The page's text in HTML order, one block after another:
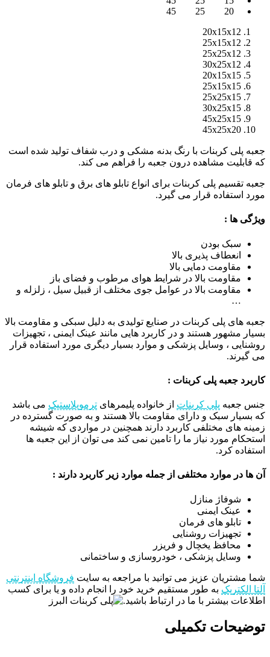
20x15x12
25x15x12
25x25x12
30x25x12
20x15x15
25x15x15
25x25x15
30x25x15
45x25x15
45x25x20
جعبه پلی کربنات با رنگ بدنه مشکی و درب شفاف تولید شده است
که قابلیت مشاهده درون جعبه را فراهم می کند.
جعبه تقسیم پلی کربنات برای انواع تابلو های برق و تابلو های فرمان
مورد استفاده قرار می گیرد.
ویژگی ها :
سبک بودن
انعطاف پذیری بالا
مقاومت دمایی بالا
مقاومت بالا در شرایط هوای مرطوب و فضای باز
مقاومت بالا در عوامل جوی مختلف از قبیل سیل ، زلزله و
…
جعبه های پلی کربنات در صنایع تولیدی به دلیل سبکی و مقاومت بالا
بسیار مشهور هستند و در کاربرد هایی مانند عینک ایمنی ، تجهیزات
روشنایی ، وسایل پزشکی و موارد بسیار دیگری مورد استفاده قرار
می گیرند.
کاربرد جعبه پلی کربنات :
جنس جعبه‌ پلی کربنات از خانواده پلیمر‌های ترموپلاستیک می باشد
که بسیار سبک و دارای مقاومت بالا هستند و به صورت گسترده در
زمینه های مختلفی کاربرد دارند همچنین در مواردی که شیشه
استحکام مورد نیاز ما را تامین نمی کند می توان از این جعبه ها
استفاده کرد.
آن ها در موارد مختلفی از جمله موارد زیر کاربرد دارند :
شوفاژ منازل
عینک ایمنی
تابلو های فرمان
تجهیزات روشنایی
محافظ یخچال و فریزر
وسایل پزشکی ، خودروسازی و ساختمانی
شما مشتریان عزیز می توانید با مراجعه به سایت فروشگاه اینترنتی
آلتا الکتریک به طور مستقیم خرید خود را انجام داده و یا برای کسب
اطلاعات بیشتر با ما در ارتباط باشید.
توضیحات تکمیلی